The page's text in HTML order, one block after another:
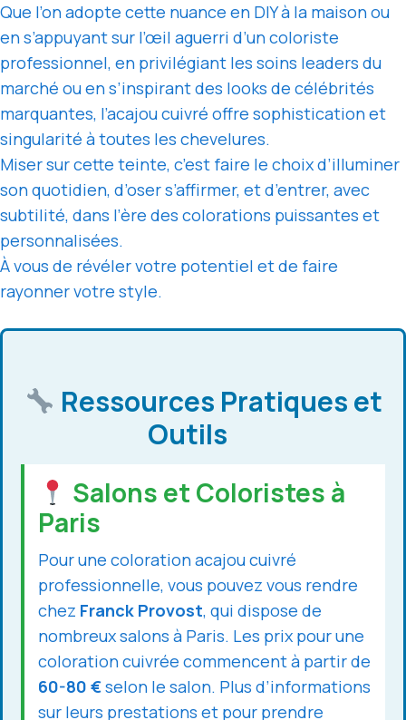
Que l’on adopte cette nuance en DIY à la maison ou
en s’appuyant sur l’œil aguerri d’un coloriste
professionnel, en privilégiant les soins leaders du
marché ou en s’inspirant des looks de célébrités
marquantes, l’acajou cuivré offre sophistication et
singularité à toutes les chevelures.
Miser sur cette teinte, c’est faire le choix d’illuminer
son quotidien, d’oser s’affirmer, et d’entrer, avec
subtilité, dans l’ère des colorations puissantes et
personnalisées.
À vous de révéler votre potentiel et de faire
rayonner votre style.
Ressources Pratiques et
Outils
Salons et Coloristes à
Paris
Pour une coloration acajou cuivré
professionnelle, vous pouvez vous rendre
chez Franck Provost, qui dispose de
nombreux salons à Paris. Les prix pour une
coloration cuivrée commencent à partir de
60-80 €selon le salon. Plus d’informations
sur leurs prestations et pour prendre